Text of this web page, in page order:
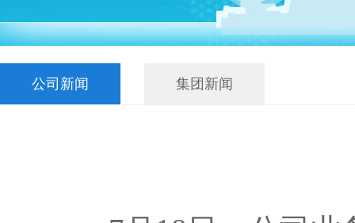
公司新闻 集团新闻